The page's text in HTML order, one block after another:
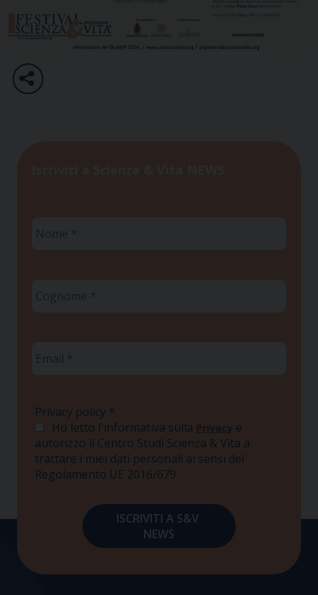
Privacy policy *
Ho letto l'informativa sulla Privacy e
autorizzo il Centro Studi Scienza & Vita a
trattare i miei dati personali ai sensi del
Regolamento UE 2016/679